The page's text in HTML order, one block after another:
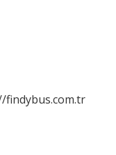
findybus.com.tr